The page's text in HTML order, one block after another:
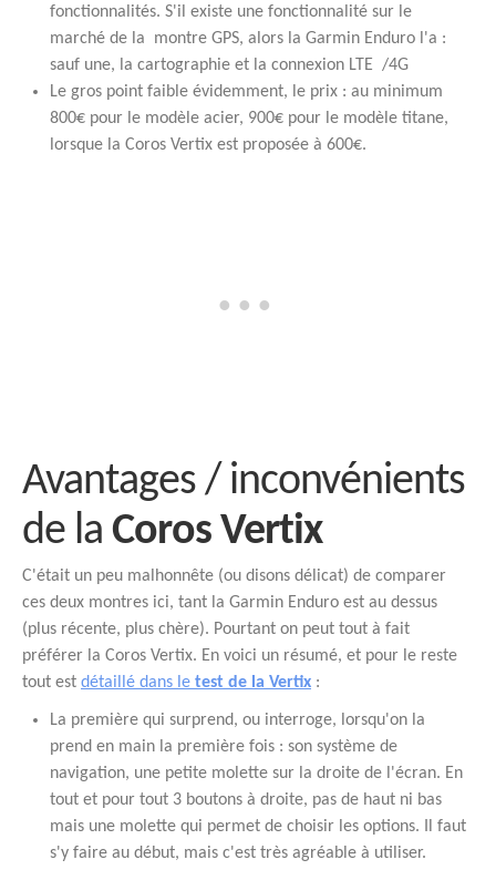
fonctionnalités. S'il existe une fonctionnalité sur le
marché de la montre GPS, alors la Garmin Enduro l'a :
sauf une, la cartographie et la connexion LTE /4G
Le gros point faible évidemment, le prix : au minimum
800€ pour le modèle acier, 900€ pour le modèle titane,
lorsque la Coros Vertix est proposée à 600€.
Avantages / inconvénients
de la Coros Vertix
C'était un peu malhonnête (ou disons délicat) de comparer
ces deux montres ici, tant la Garmin Enduro est au dessus
(plus récente, plus chère). Pourtant on peut tout à fait
préférer la Coros Vertix. En voici un résumé, et pour le reste
tout est détaillé dans le test de la Vertix :
La première qui surprend, ou interroge, lorsqu'on la
prend en main la première fois : son système de
navigation, une petite molette sur la droite de l'écran. En
tout et pour tout 3 boutons à droite, pas de haut ni bas
mais une molette qui permet de choisir les options. Il faut
s'y faire au début, mais c'est très agréable à utiliser.